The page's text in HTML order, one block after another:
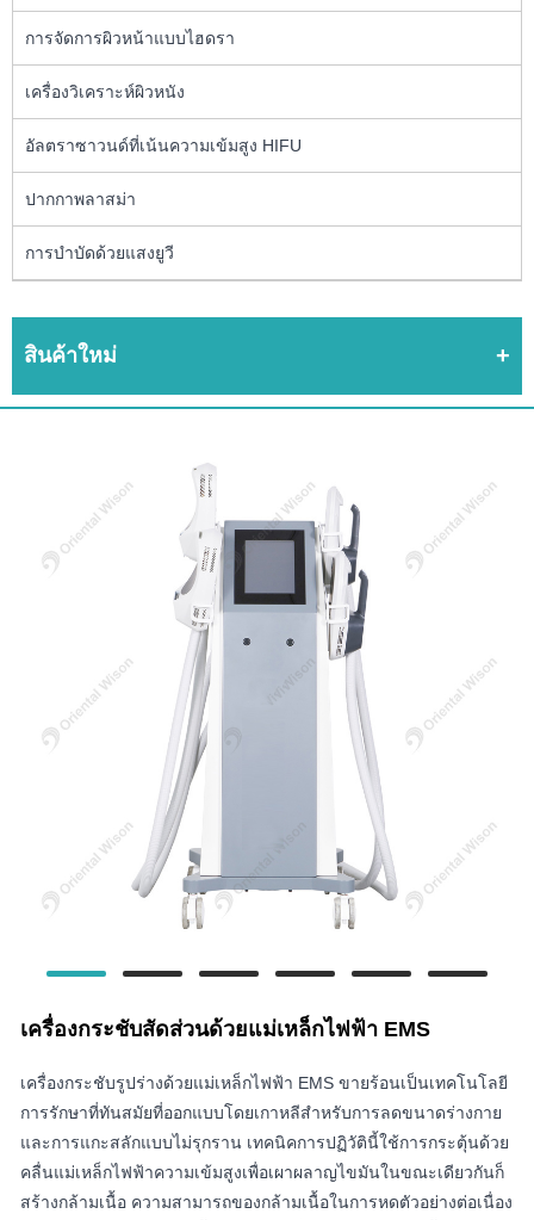
การจัดการผิวหน้าแบบไฮดรา
เครื่องวิเคราะห์ผิวหนัง
อัลตราซาวนด์ที่เน้นความเข้มสูง HIFU
ปากกาพลาสม่า
การบำบัดด้วยแสงยูวี
สินค้าใหม่
เครื่องกระชับสัดส่วนด้วยแม่เหล็กไฟฟ้า EMS
เครื่องกระชับรูปร่างด้วยแม่เหล็กไฟฟ้า EMS ขายร้อนเป็นเทคโนโลยี
การรักษาที่ทันสมัยที่ออกแบบโดยเกาหลีสำหรับการลดขนาดร่างกาย
และการแกะสลักแบบไม่รุกราน เทคนิคการปฏิวัตินี้ใช้การกระตุ้นด้วย
คลื่นแม่เหล็กไฟฟ้าความเข้มสูงเพื่อเผาผลาญไขมันในขณะเดียวกันก็
สร้างกล้ามเนื้อ ความสามารถของกล้ามเนื้อในการหดตัวอย่างต่อเนื่อง